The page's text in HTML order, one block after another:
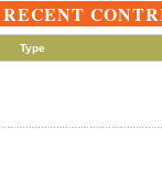
RECENT
Type